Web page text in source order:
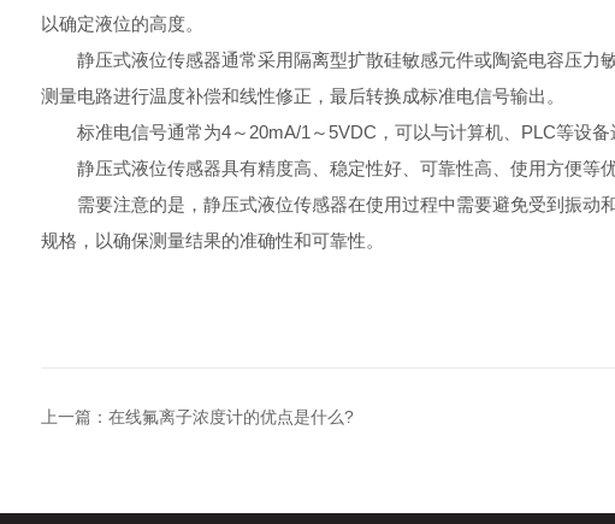
以确定液位的高度。
静压式液位传感器通常采用隔离型扩散硅敏感元件或陶瓷电容压力
测量电路进行温度补偿和线性修正，最后转换成标准电信号输出。
标准电信号通常为4～20mA/1～5VDC，可以与计算机、PLC等设备
静压式液位传感器具有精度高、稳定性好、可靠性高、使用方便等优
需要注意的是，静压式液位传感器在使用过程中需要避免受到振动
规格，以确保测量结果的准确性和可靠性。
上一篇： 在线氟离子浓度计的优点是什么?